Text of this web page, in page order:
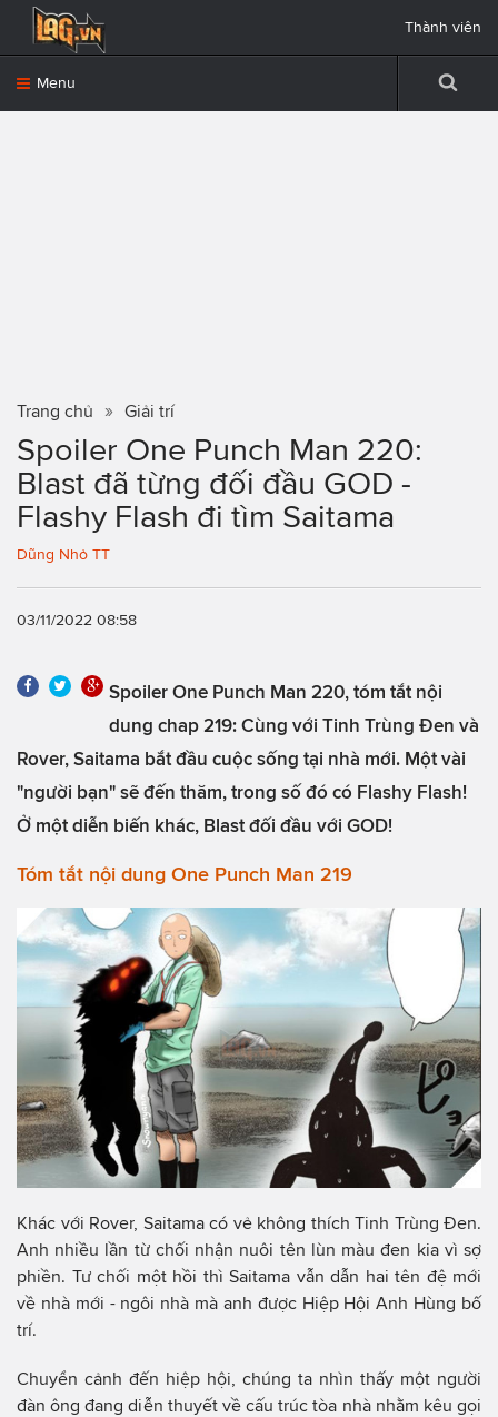
Menu
Thành viên
Trang chủ Giải trí
Spoiler One Punch Man 220:
Blast đã từng đối đầu GOD -
Flashy Flash đi tìm Saitama
Dũng Nhỏ TT
03/11/2022 08:58
Spoiler One Punch Man 220, tóm tắt nội
dung chap 219: Cùng với Tinh Trùng Đen và
Rover, Saitama bắt đầu cuộc sống tại nhà mới. Một vài
"người bạn" sẽ đến thăm, trong số đó có Flashy Flash!
Ở một diễn biến khác, Blast đối đầu với GOD!
Tóm tắt nội dung One Punch Man 219
Khác với Rover, Saitama có vẻ không thích Tinh Trùng Đen.
Anh nhiều lần từ chối nhận nuôi tên lùn màu đen kia vì sợ
phiền. Tư chối một hồi thì Saitama vẫn dẫn hai tên đệ mới
về nhà mới - ngôi nhà mà anh được Hiệp Hội Anh Hùng bố
trí.
Chuyển cảnh đến hiệp hội, chúng ta nhìn thấy một người
đàn ông đang diễn thuyết về cấu trúc tòa nhà nhằm kêu gọi